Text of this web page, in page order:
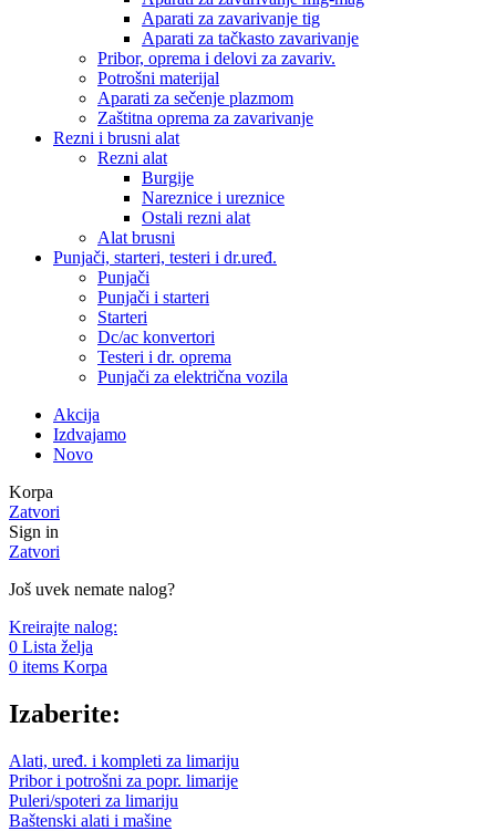
Aparati za zavarivanje tig
Aparati za tačkasto zavarivanje
Pribor, oprema i delovi za zavariv.
Potrošni materijal
Aparati za sečenje plazmom
Zaštitna oprema za zavarivanje
Rezni i brusni alat
Rezni alat
Burgije
Nareznice i ureznice
Ostali rezni alat
Alat brusni
Punjači, starteri, testeri i dr.uređ.
Punjači
Punjači i starteri
Starteri
Dc/ac konvertori
Testeri i dr. oprema
Punjači za električna vozila
Akcija
Izdvajamo
Novo
Korpa
Zatvori
Sign in
Zatvori
Još uvek nemate nalog?
Kreirajte nalog:
0 Lista želja
0 items Korpa
Izaberite:
Alati, uređ. i kompleti za limariju
Pribor i potrošni za popr. limarije
Puleri/spoteri za limariju
Baštenski alati i mašine